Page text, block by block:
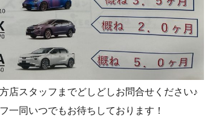
店スタッフまでどしどしお問合せください♪
一同いつでもお待ちしております！